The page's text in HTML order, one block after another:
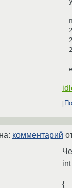
комментарий
{